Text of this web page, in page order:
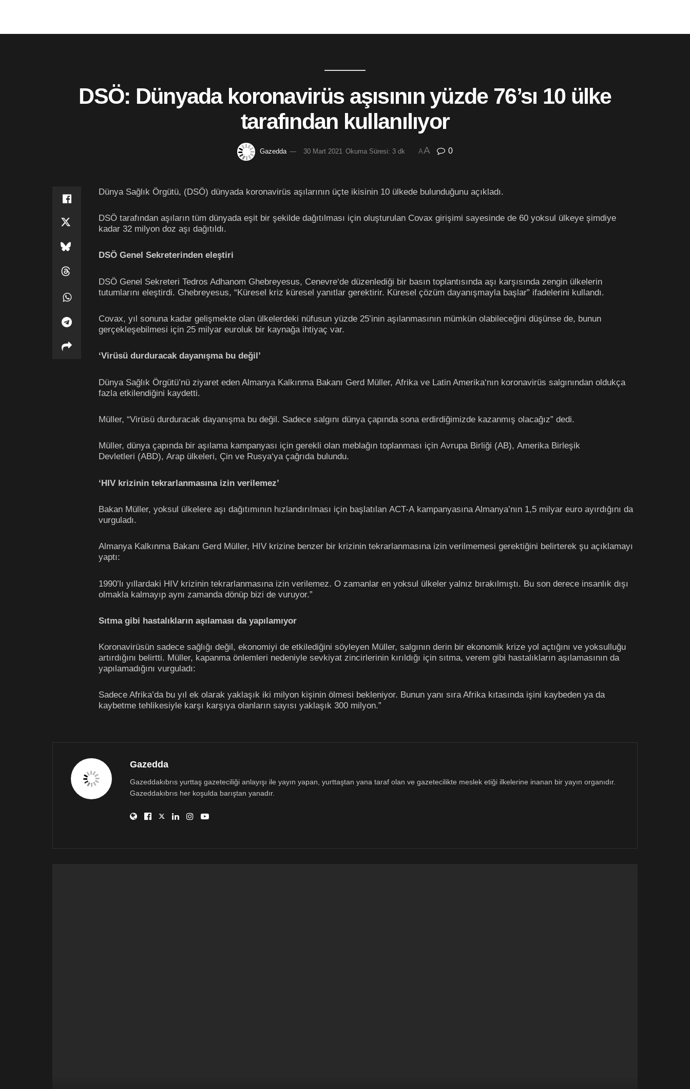
DSÖ: Dünyada koronavirüs aşısının yüzde 76’sı 10 ülke
tarafından kullanılıyor
Gazedda 30 Mart 2021 Okuma Süresi: 3 dk AA 0
Dünya Sağlık Örgütü, (DSÖ) dünyada koronavirüs aşılarının üçte ikisinin 10 ülkede bulunduğunu açıkladı.
DSÖ tarafından aşıların tüm dünyada eşit bir şekilde dağıtılması için oluşturulan Covax girişimi sayesinde de 60 yoksul ülkeye şimdiye
kadar 32 milyon doz aşı dağıtıldı.
DSÖ Genel Sekreterinden eleştiri
DSÖ Genel Sekreteri Tedros Adhanom Ghebreyesus, Cenevre‘de düzenlediği bir basın toplantısında aşı karşısında zengin ülkelerin
tutumlarını eleştirdi. Ghebreyesus, “Küresel kriz küresel yanıtlar gerektirir. Küresel çözüm dayanışmayla başlar” ifadelerini kullandı.
Covax, yıl sonuna kadar gelişmekte olan ülkelerdeki nüfusun yüzde 25’inin aşılanmasının mümkün olabileceğini düşünse de, bunun
gerçekleşebilmesi için 25 milyar euroluk bir kaynağa ihtiyaç var.
‘Virüsü durduracak dayanışma bu değil’
Dünya Sağlık Örgütü’nü ziyaret eden Almanya Kalkınma Bakanı Gerd Müller, Afrika ve Latin Amerika‘nın koronavirüs salgınından oldukça
fazla etkilendiğini kaydetti.
Müller, “Virüsü durduracak dayanışma bu değil. Sadece salgını dünya çapında sona erdirdiğimizde kazanmış olacağız” dedi.
Müller, dünya çapında bir aşılama kampanyası için gerekli olan meblağın toplanması için Avrupa Birliği (AB), Amerika Birleşik
Devletleri (ABD), Arap ülkeleri, Çin ve Rusya‘ya çağrıda bulundu.
‘HIV krizinin tekrarlanmasına izin verilemez’
Bakan Müller, yoksul ülkelere aşı dağıtımının hızlandırılması için başlatılan ACT-A kampanyasına Almanya’nın 1,5 milyar euro ayırdığını da
vurguladı.
Almanya Kalkınma Bakanı Gerd Müller, HIV krizine benzer bir krizinin tekrarlanmasına izin verilmemesi gerektiğini belirterek şu açıklamayı
yaptı:
1990’lı yıllardaki HIV krizinin tekrarlanmasına izin verilemez. O zamanlar en yoksul ülkeler yalnız bırakılmıştı. Bu son derece insanlık dışı
olmakla kalmayıp aynı zamanda dönüp bizi de vuruyor.”
Sıtma gibi hastalıkların aşılaması da yapılamıyor
Koronavirüsün sadece sağlığı değil, ekonomiyi de etkilediğini söyleyen Müller, salgının derin bir ekonomik krize yol açtığını ve yoksulluğu
artırdığını belirtti. Müller, kapanma önlemleri nedeniyle sevkiyat zincirlerinin kırıldığı için sıtma, verem gibi hastalıkların aşılamasının da
yapılamadığını vurguladı:
Sadece Afrika’da bu yıl ek olarak yaklaşık iki milyon kişinin ölmesi bekleniyor. Bunun yanı sıra Afrika kıtasında işini kaybeden ya da
kaybetme tehlikesiyle karşı karşıya olanların sayısı yaklaşık 300 milyon.”
Gazedda
Gazeddakıbrıs yurttaş gazeteciliği anlayışı ile yayın yapan, yurttaştan yana taraf olan ve gazetecilikte meslek etiği ilkelerine inanan bir yayın organıdır.
Gazeddakıbrıs her koşulda barıştan yanadır.